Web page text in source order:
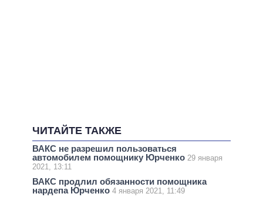
ЧИТАЙТЕ ТАКЖЕ
ВАКС не разрешил пользоваться
автомобилем помощнику Юрченко 29 января
2021, 13:11
ВАКС продлил обязанности помощника
нардепа Юрченко 4 января 2021, 11:49